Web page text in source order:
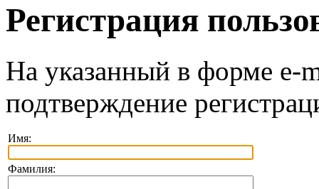
Регистрация
На указанный в форме e-
подтверждение
Имя:
Фамилия: